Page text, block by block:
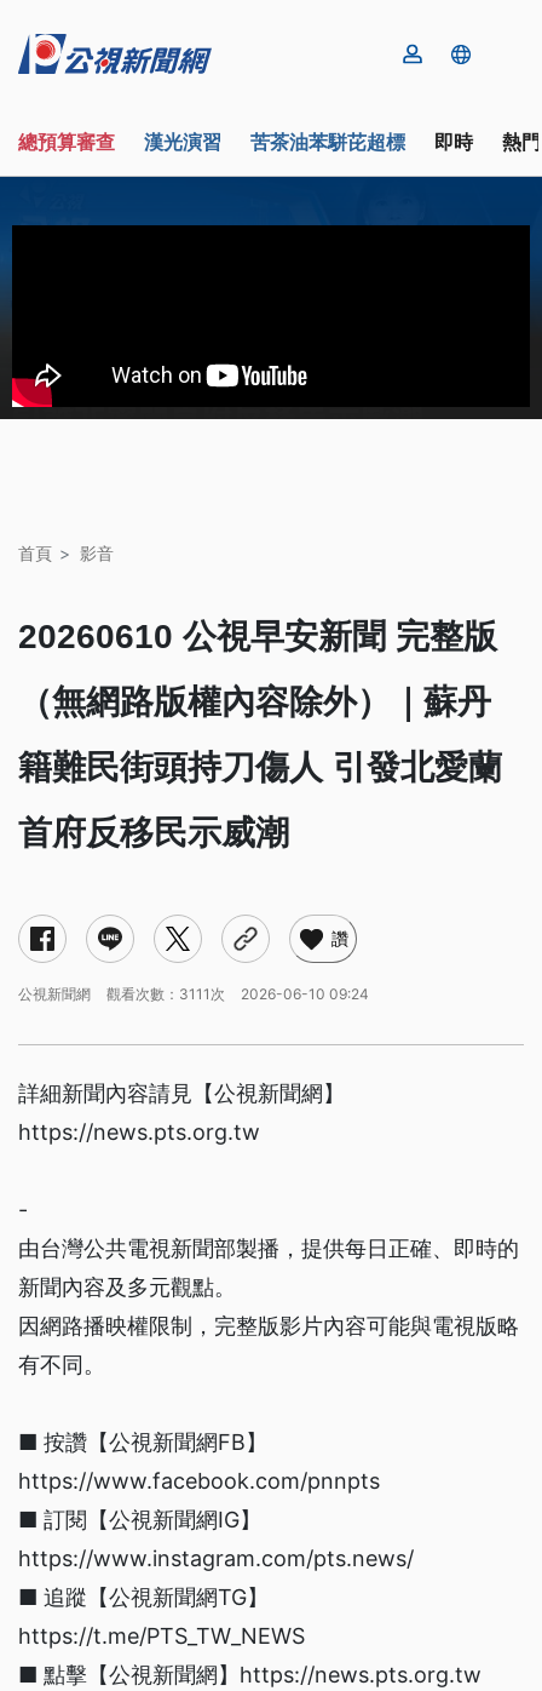
總預算審查 漢光演習 苦茶油苯駢芘超標 即時 熱
首頁 影音
20260610 公視早安新聞 完整版
（無網路版權內容除外）｜蘇丹
籍難民街頭持刀傷人 引發北愛蘭
首府反移民示威潮
讚
公視新聞網 觀看次數：3111次 2026-06-10 09:24
詳細新聞內容請見【公視新聞網】
https://news.pts.org.tw
-
由台灣公共電視新聞部製播，提供每日正確、即時的
新聞內容及多元觀點。
因網路播映權限制，完整版影片內容可能與電視版略
有不同。
■ 按讚【公視新聞網FB】
https://www.facebook.com/pnnpts
■ 訂閱【公視新聞網IG】
https://www.instagram.com/pts.news/
■ 追蹤【公視新聞網TG】
https://t.me/PTS_TW_NEWS
■ 點擊【公視新聞網】https://news.pts.org.tw